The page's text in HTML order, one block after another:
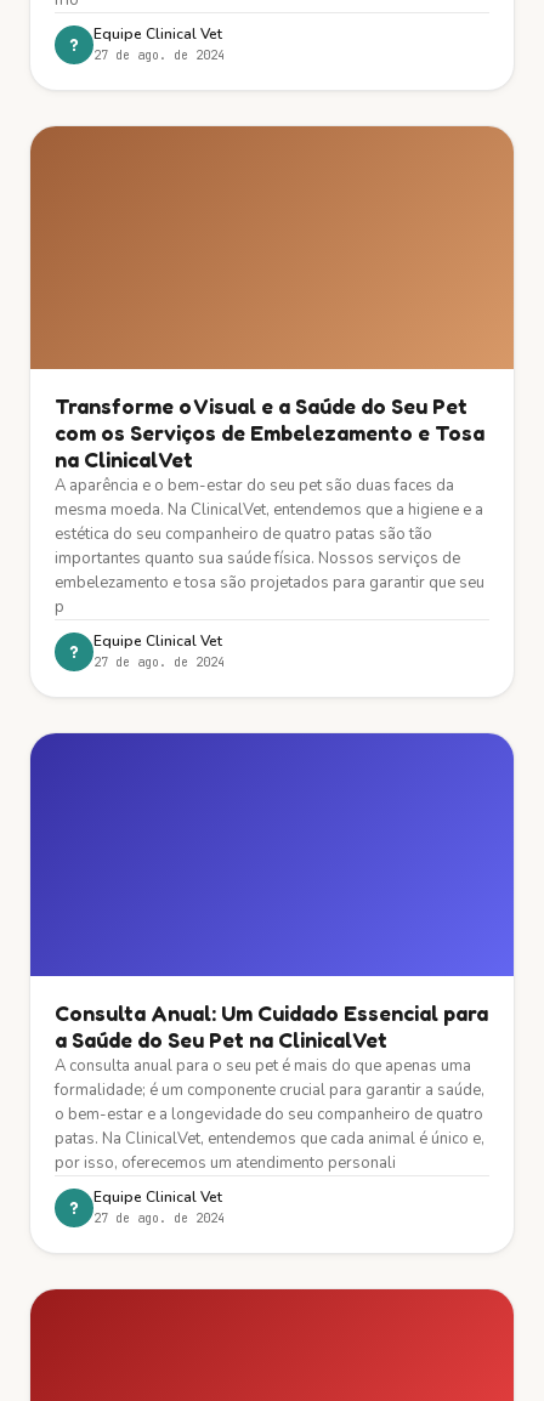
? Equipe Clinical Vet
27 de ago. de 2024
Transforme o Visual e a Saúde do Seu Pet
com os Serviços de Embelezamento e Tosa
na ClinicalVet
A aparência e o bem-estar do seu pet são duas faces da
mesma moeda. Na ClinicalVet, entendemos que a higiene e a
estética do seu companheiro de quatro patas são tão
importantes quanto sua saúde física. Nossos serviços de
embelezamento e tosa são projetados para garantir que seu
p
? Equipe Clinical Vet
27 de ago. de 2024
Consulta Anual: Um Cuidado Essencial para
a Saúde do Seu Pet na ClinicalVet
A consulta anual para o seu pet é mais do que apenas uma
formalidade; é um componente crucial para garantir a saúde,
o bem-estar e a longevidade do seu companheiro de quatro
patas. Na ClinicalVet, entendemos que cada animal é único e,
por isso, oferecemos um atendimento personali
? Equipe Clinical Vet
27 de ago. de 2024